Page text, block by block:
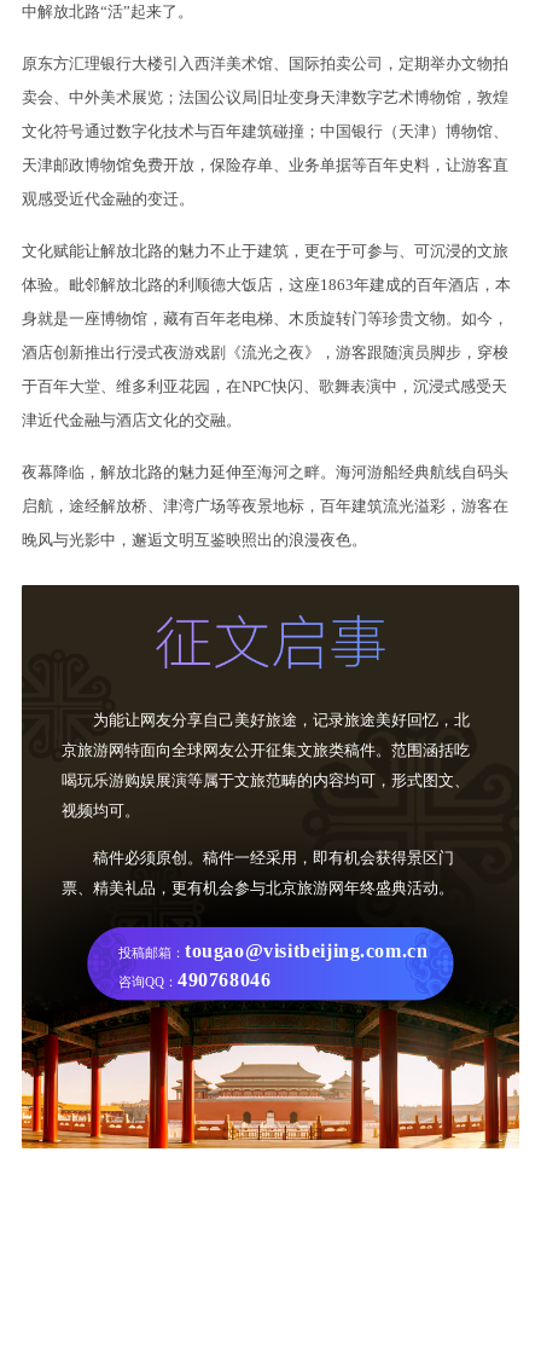
中解放北路“活”起来了。
原东方汇理银行大楼引入西洋美术馆、国际拍卖公司，定期举办文物拍
卖会、中外美术展览；法国公议局旧址变身天津数字艺术博物馆，敦煌
文化符号通过数字化技术与百年建筑碰撞；中国银行（天津）博物馆、
天津邮政博物馆免费开放，保险存单、业务单据等百年史料，让游客直
观感受近代金融的变迁。
文化赋能让解放北路的魅力不止于建筑，更在于可参与、可沉浸的文旅
体验。毗邻解放北路的利顺德大饭店，这座1863年建成的百年酒店，本
身就是一座博物馆，藏有百年老电梯、木质旋转门等珍贵文物。如今，
酒店创新推出行浸式夜游戏剧《流光之夜》，游客跟随演员脚步，穿梭
于百年大堂、维多利亚花园，在NPC快闪、歌舞表演中，沉浸式感受天
津近代金融与酒店文化的交融。
夜幕降临，解放北路的魅力延伸至海河之畔。海河游船经典航线自码头
启航，途经解放桥、津湾广场等夜景地标，百年建筑流光溢彩，游客在
晚风与光影中，邂逅文明互鉴映照出的浪漫夜色。
为能让网友分享自己美好旅途，记录旅途美好回忆，北
京旅游网特面向全球网友公开征集文旅类稿件。范围涵括吃
喝玩乐游购娱展演等属于文旅范畴的内容均可，形式图文、
视频均可。
稿件必须原创。稿件一经采用，即有机会获得景区门
票、精美礼品，更有机会参与北京旅游网年终盛典活动。
投稿邮箱： tougao@visitbeijing.com.cn
咨询QQ： 490768046